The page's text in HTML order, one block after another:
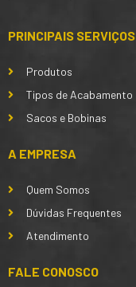
PRINCIPAIS SERVIÇOS
Produtos
Tipos de Acabamento
Sacos e Bobinas
A EMPRESA
Quem Somos
Dúvidas Frequentes
Atendimento
FALE CONOSCO